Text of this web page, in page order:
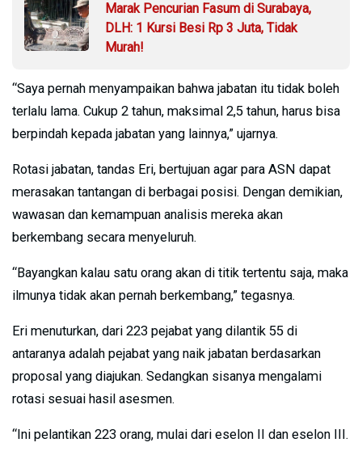
Marak Pencurian Fasum di Surabaya,
DLH: 1 Kursi Besi Rp 3 Juta, Tidak
Murah!
“Saya pernah menyampaikan bahwa jabatan itu tidak boleh
terlalu lama. Cukup 2 tahun, maksimal 2,5 tahun, harus bisa
berpindah kepada jabatan yang lainnya,” ujarnya.
Rotasi jabatan, tandas Eri, bertujuan agar para ASN dapat
merasakan tantangan di berbagai posisi. Dengan demikian,
wawasan dan kemampuan analisis mereka akan
berkembang secara menyeluruh.
“Bayangkan kalau satu orang akan di titik tertentu saja, maka
ilmunya tidak akan pernah berkembang,” tegasnya.
Eri menuturkan, dari 223 pejabat yang dilantik 55 di
antaranya adalah pejabat yang naik jabatan berdasarkan
proposal yang diajukan. Sedangkan sisanya mengalami
rotasi sesuai hasil asesmen.
“Ini pelantikan 223 orang, mulai dari eselon II dan eselon III.